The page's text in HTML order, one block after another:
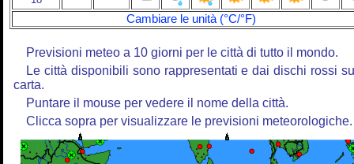
Cambiare le unità (°C/°F)
Previsioni meteo a 10 giorni per le città di tutto il mondo.
Le città disponibili sono rappresentati e dai dischi rossi
carta.
Puntare il mouse per vedere il nome della città.
Clicca sopra per visualizzare le previsioni meteorologiche.